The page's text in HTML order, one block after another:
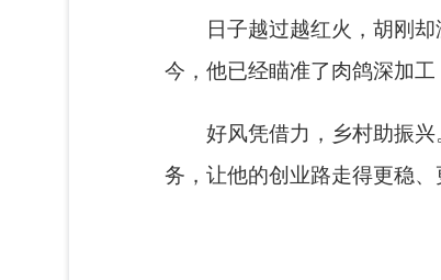
日子越过越红火，胡刚
今，他已经瞄准了肉鸽深加
好风凭借力，乡村助振
务，让他的创业路走得更稳、